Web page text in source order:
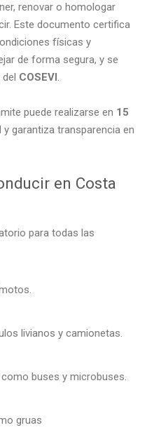
renovar o homologar
Este documento certifica
físicas y
de forma segura, y se
COSEVI.
puede realizarse en 15
y garantiza transparencia en
en Costa
para todas las
livianos y camionetas.
buses y microbuses.
gruas